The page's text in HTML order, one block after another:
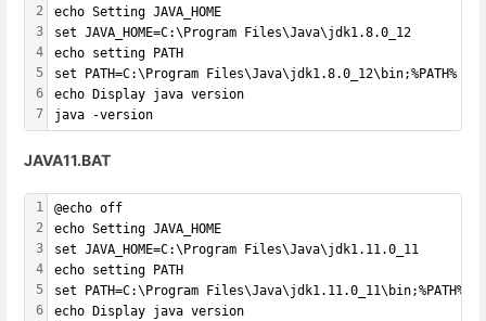
2
3
4
5
6
7
echo Setting JAVA_HOME
set JAVA_HOME=C:\Program Files\Java\jdk1.8.0_12
echo setting PATH
set PATH=C:\Program Files\Java\jdk1.8.0_12\bin;%PATH%
echo Display java version
java -version
JAVA11.BAT
1
2
3
4
5
6
@echo off
echo Setting JAVA_HOME
set JAVA_HOME=C:\Program Files\Java\jdk1.11.0_11
echo setting PATH
set PATH=C:\Program Files\Java\jdk1.11.0_11\bin;%PATH%
echo Display java version